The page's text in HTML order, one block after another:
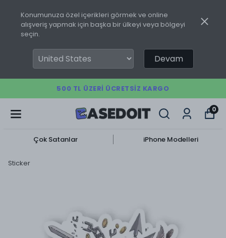
Konumunuza özel içerikleri görmek ve online
alışveriş yapmak için başka bir ülkeyi veya bölgeyi
seçin.
Devam
500 TL ÜZERI ÜCRETSIZ KARGO
0
Çok Satanlar iPhone Modelleri
Sticker